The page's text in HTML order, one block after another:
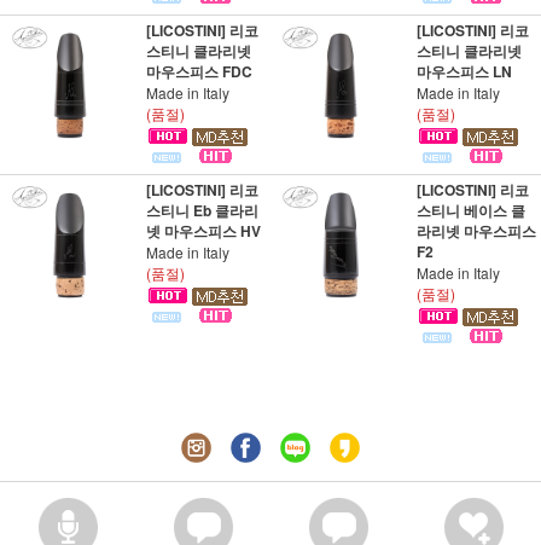
[LICOSTINI] 리코
스티니 클라리넷
마우스피스 FDC
Made in Italy
(품절)
[LICOSTINI] 리코
스티니 클라리넷
마우스피스 LN
Made in Italy
(품절)
[LICOSTINI] 리코
스티니 Eb 클라리
넷 마우스피스 HV
Made in Italy
(품절)
[LICOSTINI] 리코
스티니 베이스 클
라리넷 마우스피스
F2
Made in Italy
(품절)